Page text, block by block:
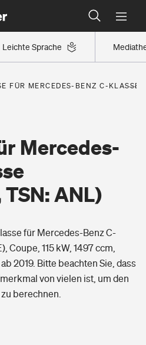
Leichte Sprache
finden
Region eingestuft
finden
FÜR MERCEDES-BENZ C-
Mercedes-
ANL)
für Mercedes-Benz C-
Coupe, 115 kW, 1497 ccm,
2019. Bitte beachten Sie, dass
von vielen ist, um den
berechnen.